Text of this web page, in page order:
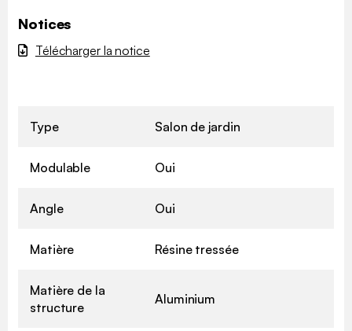
Notices
Télécharger la notice
Type Salon de jardin
Modulable Oui
Angle Oui
Matière Résine tressée
Matière de la
structure
Aluminium